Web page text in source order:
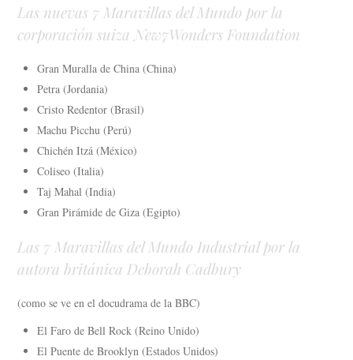
Las nuevas 7 Maravillas del Mundo por la
corporación suiza New7Wonders Foundation
Gran Muralla de China (China)
Petra (Jordania)
Cristo Redentor (Brasil)
Machu Picchu (Perú)
Chichén Itzá (México)
Coliseo (Italia)
Taj Mahal (India)
Gran Pirámide de Giza (Egipto)
Las 7 Maravillas del Mundo Industrial por la
autora británica Deborah Cadbury
(como se ve en el docudrama de la BBC)
El Faro de Bell Rock (Reino Unido)
El Puente de Brooklyn (Estados Unidos)